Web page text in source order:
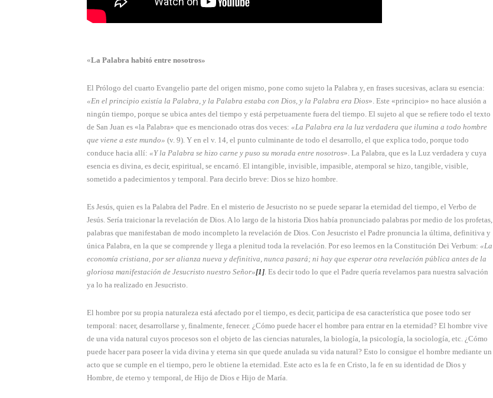
«La Palabra habitó entre nosotros»
El Prólogo del cuarto Evangelio parte del origen mismo, pone como sujeto la Palabra y, en frases sucesivas, aclara su esencia:
«En el principio existía la Pala­bra, y la Palabra estaba con Dios, y la Palabra era Dios». Este «principio» no hace alusión a
ningún tiempo, porque se ubica antes del tiempo y está perpetuamente fuera del tiempo. El sujeto al que se refiere todo el texto
de San Juan es «la Palabra» que es mencionado otras dos veces: «La Palabra era la luz verdade­ra que ilumina a todo hombre
que viene a este mundo» (v. 9). Y en el v. 14, el punto culmi­nante de todo el desarro­llo, el que expli­ca todo, porque todo
conduce hacia allí: «Y la Pala­bra se hizo carne y puso su morada entre nosotros». La Palabra, que es la Luz verdadera y cuya
esencia es divina, es decir, espiritual, se encarnó. El intangible, invisi­ble, impasible, atemporal se hizo, tangible, visible,
sometido a padeci­mientos y temporal. Para decirlo breve: Dios se hizo hombre.
Es Jesús, quien es la Palabra del Padre. En el misterio de Jesucristo no se puede separar la eternidad del tiempo, el Verbo de
Jesús. Sería traicionar la revelación de Dios. A lo largo de la historia Dios había pronunciado palabras por medio de los profetas,
palabras que manifestaban de modo incompleto la revelación de Dios. Con Jesucristo el Padre pronuncia la última, definitiva y
única Palabra, en la que se comprende y llega a plenitud toda la revelación. Por eso leemos en la Constitución Dei Verbum: «La
economía cristiana, por ser alianza nueva y definitiva, nunca pasará; ni hay que esperar otra revelación pública antes de la
gloriosa manifestación de Jesucristo nuestro Señor»[1]. Es decir todo lo que el Padre quería revelarnos para nuestra salvación
ya lo ha realizado en Jesucristo.
El hombre por su propia naturaleza está afectado por el tiempo, es decir, participa de esa característica que posee todo ser
temporal: nacer, desarro­llarse y, finalmente, fenecer. ¿Cómo puede hacer el hombre para entrar en la eternidad? El hombre vive
de una vida natural cuyos procesos son el objeto de las ciencias naturales, la biología, la psicolo­gía, la sociología, etc. ¿Cómo
puede hacer para poseer la vida divina y eter­na sin que quede anulada su vida natural? Esto lo consigue el hombre me­diante un
acto que se cumple en el tiempo, pero le obtiene la eternidad. Este acto es la fe en Cristo, la fe en su identidad de Dios y
Hombre, de eterno y temporal, de Hijo de Dios e Hijo de María.